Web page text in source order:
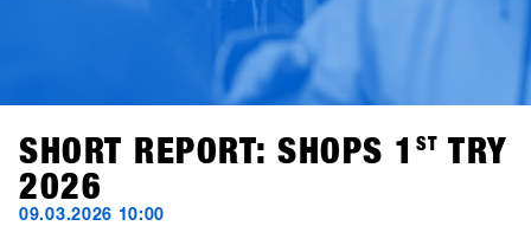
SHORT REPORT: SHOPS 1 ST TRY
2026
09.03.2026 10:00